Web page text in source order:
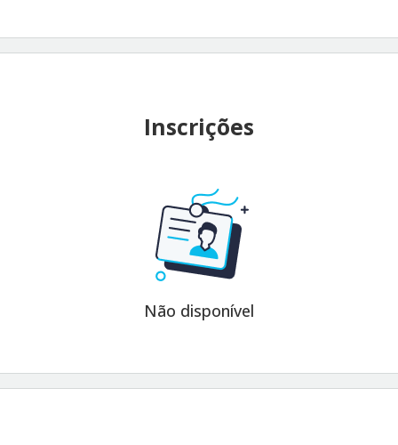
Inscrições
Não disponível